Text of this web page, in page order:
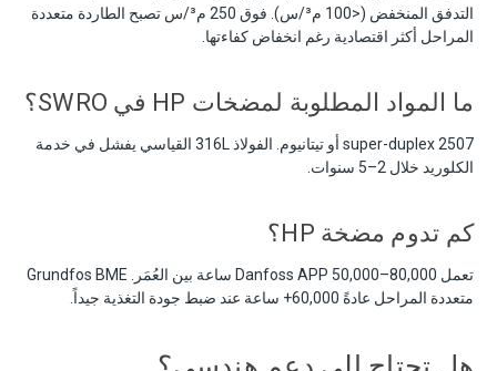
التدفق المنخفض (<100 م³/س). فوق 250 م³/س تصبح الطاردة متعددة
المراحل أكثر اقتصادية رغم انخفاض كفاءتها.
ما المواد المطلوبة لمضخات HP في SWRO؟
super-duplex 2507 أو تيتانيوم. الفولاذ 316L القياسي يفشل في خدمة
الكلوريد خلال 2–5 سنوات.
كم تدوم مضخة HP؟
تعمل Danfoss APP 50,000–80,000 ساعة بين العُمَر. Grundfos BME
متعددة المراحل عادةً 60,000+ ساعة عند ضبط جودة التغذية جيداً.